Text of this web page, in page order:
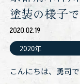
塗装の様子で
2020.02.19
2020年
こんにちは、勇司で